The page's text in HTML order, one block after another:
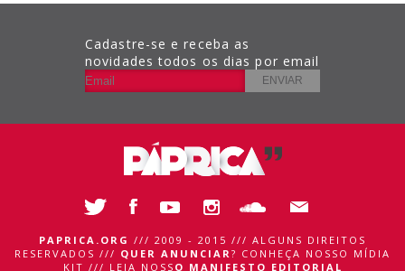
Cadastre-se e receba as
novidades todos os dias por email
PAPRICA.ORG /// 2009 - 2015 /// ALGUNS DIREITOS
RESERVADOS /// QUER ANUNCIAR ? CONHEÇA NOSSO MÍDIA
KIT /// LEIA NOSS O MANIFESTO EDITORIAL